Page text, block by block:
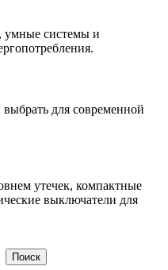
умные системы и
для современной
утечек, компактные
выключатели для
Поиск